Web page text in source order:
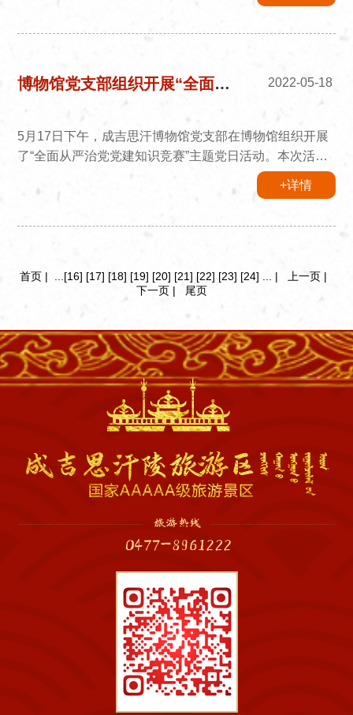
提高，确保不变质、不变色、不变味。正确对待运用权
博物馆党支部组织开展“全面从严治党党建知识竞赛”主题党日活动 2022-05-18
5月17日下午，成吉思汗博物馆党支部在博物馆组织开展
了“全面从严治党党建知识竞赛”主题党日活动。本次活动
结合集中治理党内政治生活庸俗化交易化问题工作，围绕
党章、《关于新形势下党内政治生活的若干准则》、习近
充分体现了干部职工积极向上的精神面貌。经过激烈的角
+详情
首页 | [16] [17] [18] [19] [20] [21] [22] [23] [24] | 上一页 |
下一页 | 尾页